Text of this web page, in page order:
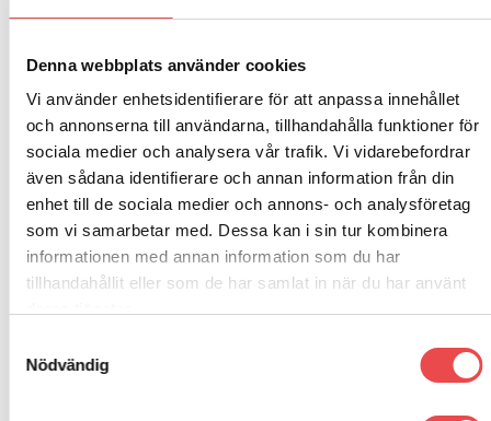
Denna webbplats använder cookies
Vi använder enhetsidentifierare för att anpassa innehållet
och annonserna till användarna, tillhandahålla funktioner för
sociala medier och analysera vår trafik. Vi vidarebefordrar
även sådana identifierare och annan information från din
enhet till de sociala medier och annons- och analysföretag
som vi samarbetar med. Dessa kan i sin tur kombinera
informationen med annan information som du har
tillhandahållit eller som de har samlat in när du har använt
Nödvändig
BMW Serie 3 F34 GT Xdrive (2013-2020)
BMW Serie 3 F30 F31 F34 Sedan Touring GT (2011-2018)
BMW Serie 3 F30 F31 Sedan Touring XDrive (2011-2018)
BMW Serie 3 F80 M3 (2014-2018)
BMW Serie 4 F32 F33 F36 (2013-2020)